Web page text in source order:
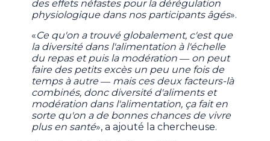
des effets néfastes pour la dérégulation
physiologique dans nos participants âgés».
«Ce qu'on a trouvé globalement, c'est que
la diversité dans l'alimentation à l'échelle
du repas et puis la modération ― on peut
faire des petits excès un peu une fois de
temps à autre ― mais ces deux facteurs-là
combinés, donc diversité d'aliments et
modération dans l'alimentation, ça fait en
sorte qu'on a de bonnes chances de vivre
plus en santé», a ajouté la chercheuse.